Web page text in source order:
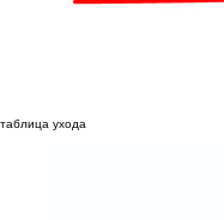
таблица ухода